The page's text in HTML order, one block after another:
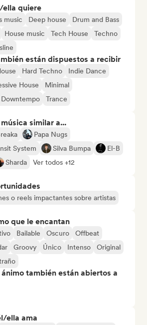
ella quiere
music Deep house
Drum and Bass
House music Tech House
Techno
están dispuestos a recibir
Hard Techno
Indie Dance
House
Minimal
Trance
similar a...
Papa Nugs
System
Silva Bumpa
El-B
Sharda Ver todos +12
o reels impactantes sobre artistas
que le encantan
Bailable Oscuro
Offbeat
Groovy Único Intenso
Original
también están abiertos a
ella ama